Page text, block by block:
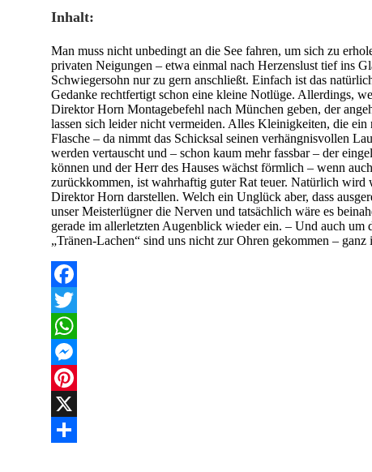
Inhalt:
Man muss nicht unbedingt an die See fahren, um sich zu
privaten Neigungen – etwa einmal nach Herzenslust tief ins
Schwiegersohn nur zu gern anschließt. Einfach ist das
Gedanke rechtfertigt schon eine kleine Notlüge. Allerdings,
Direktor Horn Montagebefehl nach München geben, der
lassen sich leider nicht vermeiden. Alles Kleinigkeiten, die
Flasche – da nimmt das Schicksal seinen verhängnisvollen
werden vertauscht und – schon kaum mehr fassbar – der
können und der Herr des Hauses wächst förmlich – wenn
zurückkommen, ist wahrhaftig guter Rat teuer. Natürlich
Direktor Horn darstellen. Welch ein Unglück aber, dass
unser Meisterlügner die Nerven und tatsächlich wäre es
gerade im allerletzten Augenblick wieder ein. – Und auch um
„Tränen-Lachen“ sind uns nicht zur Ohren gekommen – ganz
Facebook
Twitter
WhatsApp
Messenger
Pinterest
X